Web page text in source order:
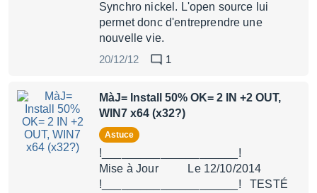
Synchro nickel. L'open source lui
permet donc d'entreprendre une
nouvelle vie.
20/12/12
1
MàJ= Install 50% OK= 2 IN +2 OUT,
WIN7 x64 (x32?)
Astuce
!_____________________!
Mise à Jour Le 12/10/2014
!_____________________! TESTÉ